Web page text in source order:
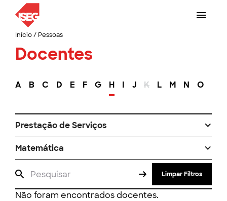
Início/ Pessoas
Docentes
A B C D E F G H I J K L M N O
Prestação de Serviços
Matemática
Limpar Filtros
Não foram encontrados docentes.